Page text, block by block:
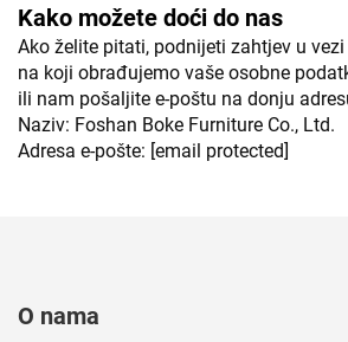
Kako možete doći do nas
Ako želite pitati, podnijeti zahtjev u
na koji obrađujemo vaše osobne
ili nam pošaljite e-poštu na donju
Naziv: Foshan Boke Furniture Co., Ltd.
Adresa e-pošte: [email protected]
O nama